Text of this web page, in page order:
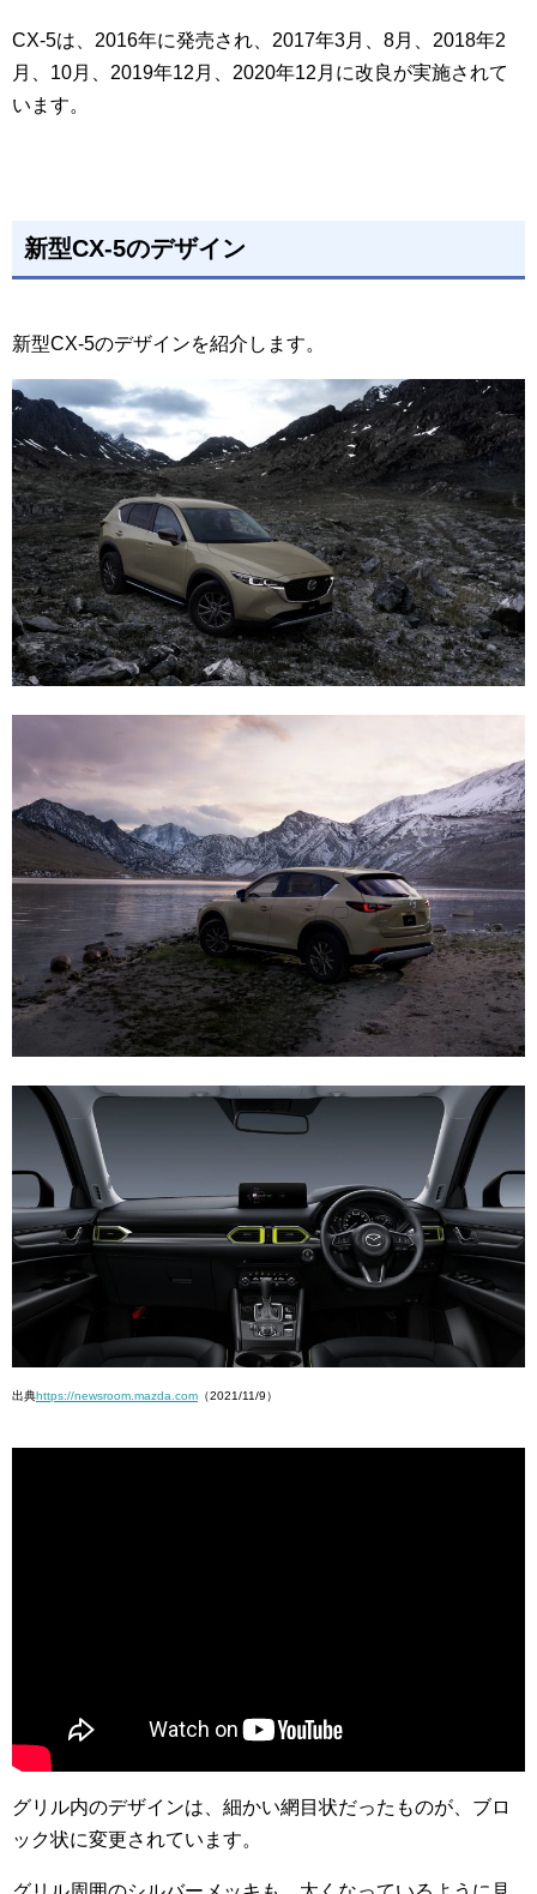
CX-5は、2016年に発売され、2017年3月、8月、2018年2
月、10月、2019年12月、2020年12月に改良が実施されて
います。
新型CX-5のデザイン
新型CX-5のデザインを紹介します。
出典https://newsroom.mazda.com （2021/11/9）
グリル内のデザインは、細かい網目状だったものが、ブロ
ック状に変更されています。